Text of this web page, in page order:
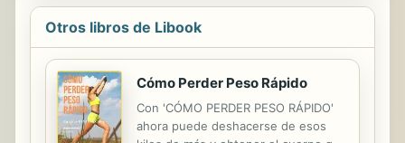
Otros libros de Libook
Cómo Perder Peso Rápido
Con 'CÓMO PERDER PESO RÁPIDO'
ahora puede deshacerse de esos